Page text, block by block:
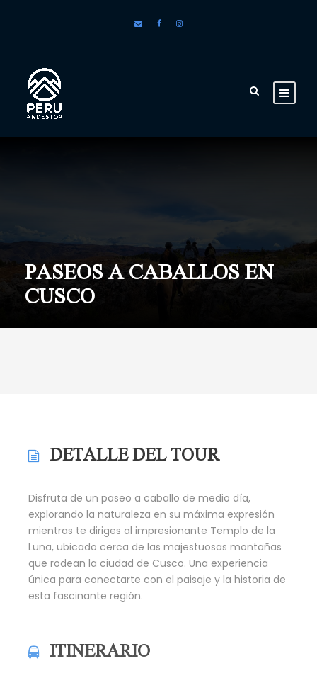
PASEOS A CABALLOS EN
CUSCO
DETALLE DEL TOUR
Disfruta de un paseo a caballo de medio día,
explorando la naturaleza en su máxima expresión
mientras te diriges al impresionante Templo de la
Luna, ubicado cerca de las majestuosas montañas
que rodean la ciudad de Cusco. Una experiencia
única para conectarte con el paisaje y la historia de
esta fascinante región.
ITINERARIO